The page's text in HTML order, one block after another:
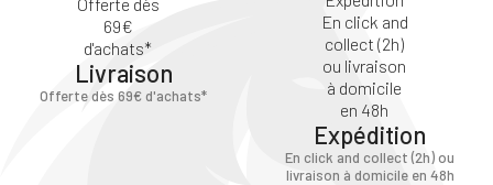
Livraison
Offerte dès 69€ d'achats*
Expédition
En click and collect (2h) ou
livraison à domicile en 48h